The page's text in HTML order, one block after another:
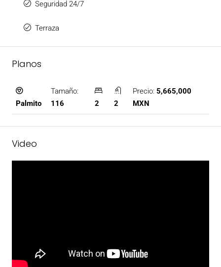
Seguridad 24/7
Terraza
Planos
Palmito
Tamaño:
116
2 2
Precio: 5,665,000
MXN
Video